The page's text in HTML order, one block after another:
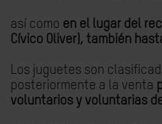
así como en el lugar del
Cívico Oliver), también
Los juguetes son
posteriormente a la venta
voluntarios y voluntarias